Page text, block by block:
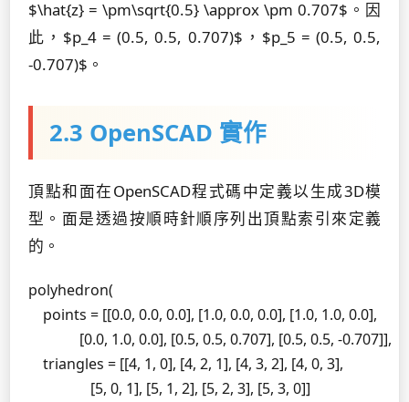
$\hat{z} = \pm\sqrt{0.5} \approx \pm 0.707$。因
此，$p_4 = (0.5, 0.5, 0.707)$，$p_5 = (0.5, 0.5,
-0.707)$。
2.3 OpenSCAD 實作
頂點和面在OpenSCAD程式碼中定義以生成3D模
型。面是透過按順時針順序列出頂點索引來定義
的。
polyhedron(
    points = [[0.0, 0.0, 0.0], [1.0, 0.0, 0.0], [1.0, 1.0, 0.0],
              [0.0, 1.0, 0.0], [0.5, 0.5, 0.707], [0.5, 0.5, -0.707]],
    triangles = [[4, 1, 0], [4, 2, 1], [4, 3, 2], [4, 0, 3],
                 [5, 0, 1], [5, 1, 2], [5, 2, 3], [5, 3, 0]]